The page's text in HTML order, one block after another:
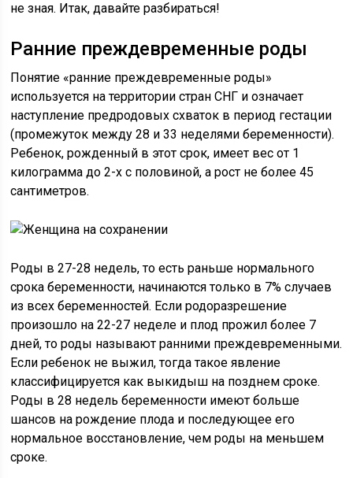
не зная. Итак, давайте разбираться!
Ранние преждевременные роды
Понятие «ранние преждевременные роды»
используется на территории стран СНГ и означает
наступление предродовых схваток в период гестации
(промежуток между 28 и 33 неделями беременности).
Ребенок, рожденный в этот срок, имеет вес от 1
килограмма до 2-х с половиной, а рост не более 45
сантиметров.
Роды в 27-28 недель, то есть раньше нормального
срока беременности, начинаются только в 7% случаев
из всех беременностей. Если родоразрешение
произошло на 22-27 неделе и плод прожил более 7
дней, то роды называют ранними преждевременными.
Если ребенок не выжил, тогда такое явление
классифицируется как выкидыш на позднем сроке.
Роды в 28 недель беременности имеют больше
шансов на рождение плода и последующее его
нормальное восстановление, чем роды на меньшем
сроке.